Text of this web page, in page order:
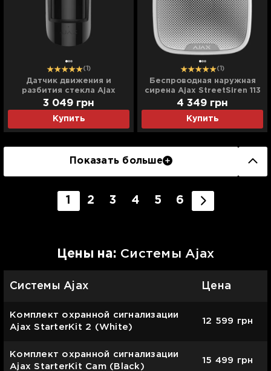
(1)
Датчик движения и
разбития стекла Ajax
CombiProtect, Jeweller,
беспроводной (Black)
Купить
3 049 грн
(1)
Беспроводная наружная
сирена Ajax StreetSiren 113
дБ (White)
Купить
4 349 грн
Показать больше
1 2 3 4 5 6
Цены на: Системы Ajax
Системы Ajax Цена
Комплект охранной сигнализации
Ajax StarterKit 2 (White)
12 599 грн
Комплект охранной сигнализации
Ajax StarterKit Cam (Black)
15 499 грн